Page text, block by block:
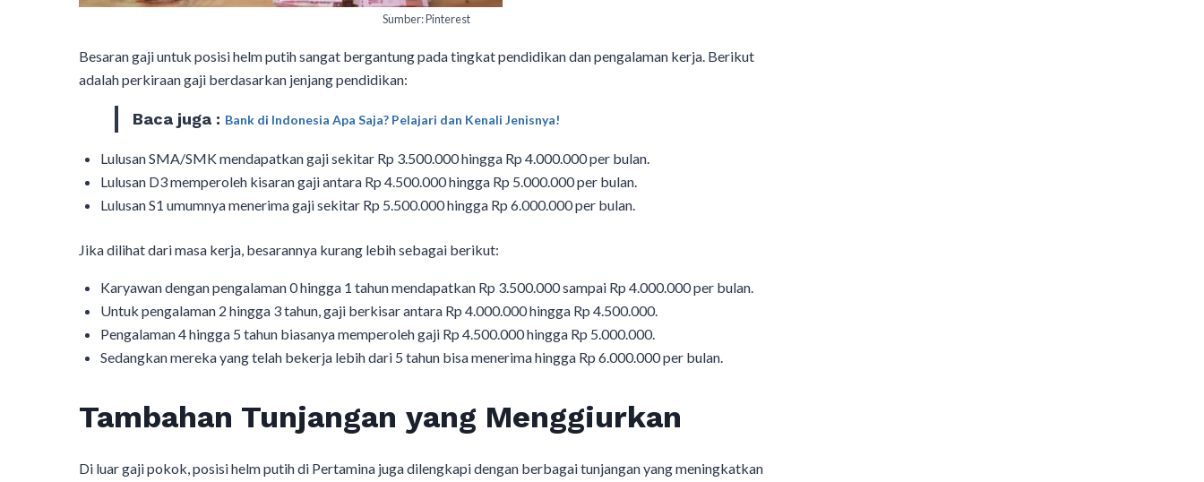
Sumber: Pinterest
Besaran gaji untuk posisi helm putih sangat bergantung pada tingkat pendidikan dan pengalaman kerja. Berikut
adalah perkiraan gaji berdasarkan jenjang pendidikan:
Baca juga : Bank di Indonesia Apa Saja? Pelajari dan Kenali Jenisnya!
Lulusan SMA/SMK mendapatkan gaji sekitar Rp 3.500.000 hingga Rp 4.000.000 per bulan.
Lulusan D3 memperoleh kisaran gaji antara Rp 4.500.000 hingga Rp 5.000.000 per bulan.
Lulusan S1 umumnya menerima gaji sekitar Rp 5.500.000 hingga Rp 6.000.000 per bulan.
Jika dilihat dari masa kerja, besarannya kurang lebih sebagai berikut:
Karyawan dengan pengalaman 0 hingga 1 tahun mendapatkan Rp 3.500.000 sampai Rp 4.000.000 per bulan.
Untuk pengalaman 2 hingga 3 tahun, gaji berkisar antara Rp 4.000.000 hingga Rp 4.500.000.
Pengalaman 4 hingga 5 tahun biasanya memperoleh gaji Rp 4.500.000 hingga Rp 5.000.000.
Sedangkan mereka yang telah bekerja lebih dari 5 tahun bisa menerima hingga Rp 6.000.000 per bulan.
Tambahan Tunjangan yang Menggiurkan
Di luar gaji pokok, posisi helm putih di Pertamina juga dilengkapi dengan berbagai tunjangan yang meningkatkan